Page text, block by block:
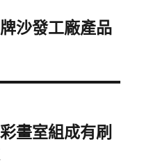
沙發工廠產品
畫室組成有刷